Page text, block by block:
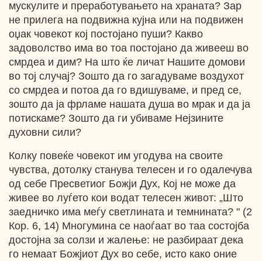
мускулите и преработувањето на храната? Зар
не прилега на подвижна кујна или на подвижен
оџак човекот кој постојано пуши? Какво
задоволство има во тоа постојано да живееш во
смрдеа и дим? На што ќе личат Нашите домови
во тој случај? Зошто да го загадуваме воздухот
со смрдеа и потоа да го вдишуваме, и пред се,
зошто да ја фрламе нашата душа во мрак и да ја
потискаме? Зошто да ги убиваме Нејзините
духовни сили?
Колку повеќе човекот им угодува на своите
чувства, дотолку станува телесен и го одалечува
од себе Пресветиог Божји Дух, Кој не може да
живее во луѓето кои водат телесен живот: „Што
заедничко има меѓу светлината и темнината? " (2
Кор. 6, 14) Многумина се наоѓаат во таа состојба
достојна за солзи и жалење: не разбираат дека
го немаат Божјиот Дух во себе, исто како оние